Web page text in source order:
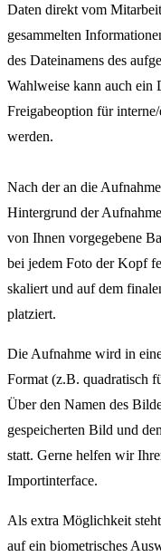
Daten direkt vom
gesammelten
des Dateinamens des
Wahlweise kann auch ein
Freigabeoption für
werden.
Nach der an die
Hintergrund der
von Ihnen vorgegebene
bei jedem Foto der Kopf
skaliert und auf dem
platziert.
Die Aufnahme wird in
Format (z.B. quadratisch
Über den Namen des
gespeicherten Bild und
statt. Gerne helfen wir
Importinterface.
Als extra Möglichkeit
auf ein biometrisches